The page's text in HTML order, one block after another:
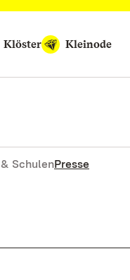
Klöster Kleinode
SchulenPresse